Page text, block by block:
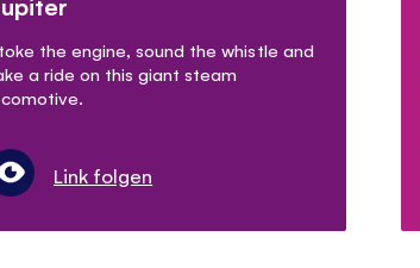
the engine, sound the whistle and
a ride on this giant steam
Link folgen